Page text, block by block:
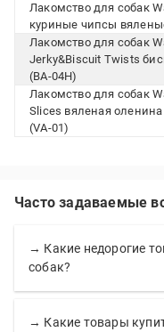
Лакомство для собак
куриные чипсы
Лакомство для собак
Jerky&Biscuit Twists
(BA-04H)
Лакомство для собак
Slices вяленая
(VA-01)
Часто задаваемые
→ Какие недорогие
собак?
→ Какие товары